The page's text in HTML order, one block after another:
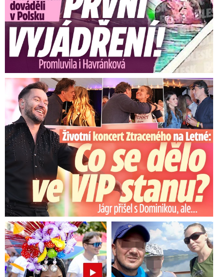
Koncert Ztraceného na Letné: Jágr přišel s Dominikou, ale...